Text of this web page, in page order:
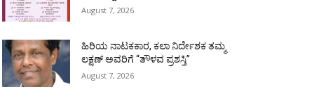
August 7, 2026
ಹಿರಿಯ ನಾಟಕಕಾರ, ಕಲಾ ನಿರ್ದೇಶಕ ತಮ್ಮ
ಲಕ್ಷಣ್ ಅವರಿಗೆ “ತೌಳವ ಪ್ರಶಸ್ತಿ”
August 7, 2026